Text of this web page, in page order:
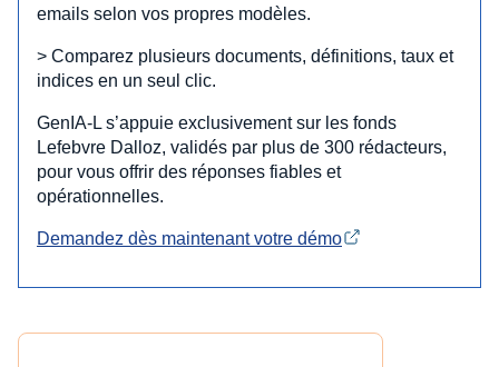
emails selon vos propres modèles.
> Comparez plusieurs documents, définitions, taux et
indices en un seul clic.
GenIA‑L s’appuie exclusivement sur les fonds
Lefebvre Dalloz, validés par plus de 300 rédacteurs,
pour vous offrir des réponses fiables et
opérationnelles.
Demandez dès maintenant votre démo